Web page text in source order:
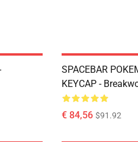
SPACEBAR
KEYCAP -
€ 84,56 $91.92